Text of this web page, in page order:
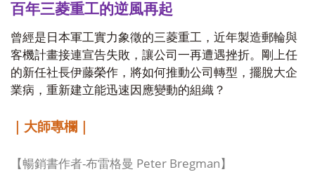
百年三菱重工的逆風再起
曾經是日本軍工實力象徵的三菱重工，近年製造郵輪與
客機計畫接連宣告失敗，讓公司一再遭遇挫折。剛上任
的新任社長伊藤榮作，將如何推動公司轉型，擺脫大企
業病，重新建立能迅速因應變動的組織？
｜大師專欄｜
【暢銷書作者-布雷格曼 Peter Bregman 】